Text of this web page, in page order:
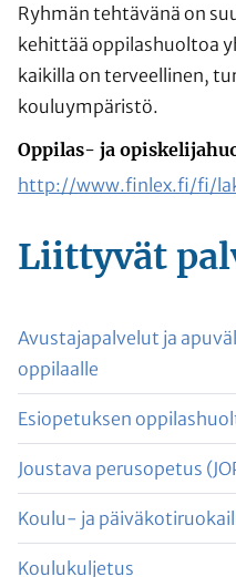
Ryhmän tehtävänä on
kehittää oppilashuoltoa
kaikilla on terveellinen,
kouluympäristö.
Oppilas- ja
http://www.finlex.fi/fi/
Liittyvät
Avustajapalvelut ja
oppilaalle
Esiopetuksen
Joustava perusopetus
Koulu- ja
Koulukuljetus